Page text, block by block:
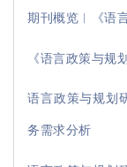
期刊概览︱《语
《语言政策与规
语言政策与规划
务需求分析